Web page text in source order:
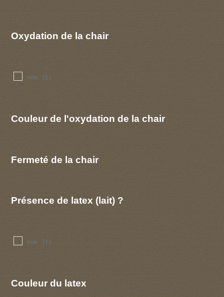
Oxydation de la chair
non (1)
Couleur de l'oxydation de la chair
Fermeté de la chair
Présence de latex (lait) ?
non (1)
Couleur du latex